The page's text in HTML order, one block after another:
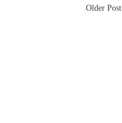
Older Post